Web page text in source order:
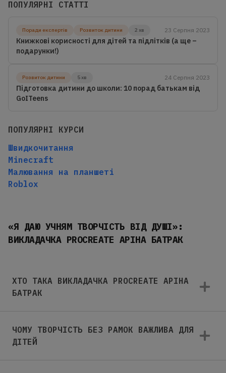
ПОПУЛЯРНІ СТАТТІ
Поради експертів Розвиток дитини 2 хв 23 Серпня 2023
Книжкові корисності для дітей та підлітків (а ще –
подарунки!)
Розвиток дитини 5 хв 24 Серпня 2023
Підготовка дитини до школи: 10 порад батькам від
GoITeens
ПОПУЛЯРНІ КУРСИ
Швидкочитання
Minecraft
Малювання на планшеті
Roblox
«Я ДАЮ УЧНЯМ ТВОРЧІСТЬ ВІД ДУШІ»:
ВИКЛАДАЧКА PROCREATE АРІНА БАТРАК
ХТО ТАКА ВИКЛАДАЧКА PROCREATE АРІНА
БАТРАК
ЧОМУ ТВОРЧІСТЬ БЕЗ РАМОК ВАЖЛИВА ДЛЯ
ДІТЕЙ